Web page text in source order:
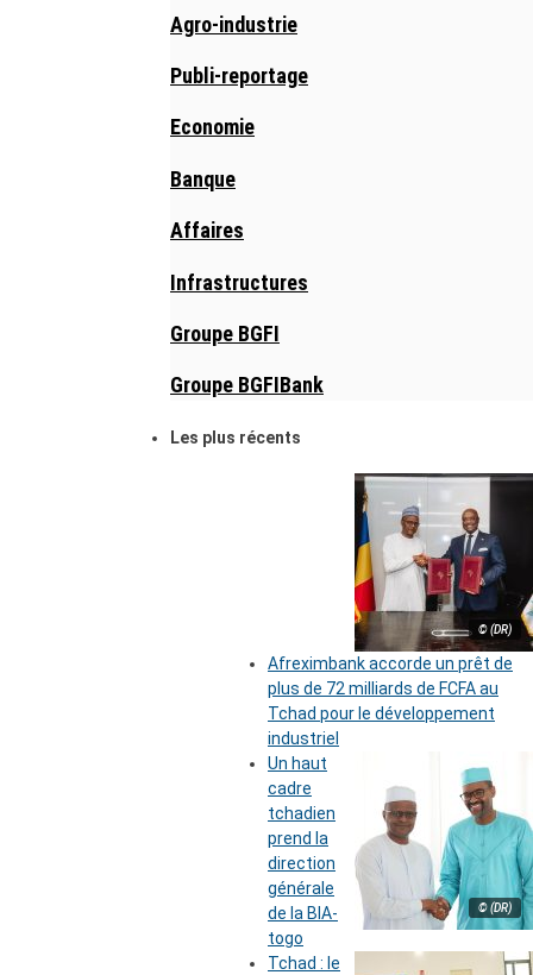
Agro-industrie
Publi-reportage
Economie
Banque
Affaires
Infrastructures
Groupe BGFI
Groupe BGFIBank
Les plus récents
© (DR)
Afreximbank accorde un prêt de
plus de 72 milliards de FCFA au
Tchad pour le développement
industriel
© (DR)
Un haut
cadre
tchadien
prend la
direction
générale
de la BIA-
togo
Tchad : le